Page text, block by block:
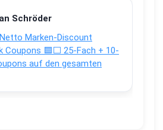
Schröder
Marken-Discount
Coupons 🟦⬜ 25-Fach + 10-
auf den gesamten